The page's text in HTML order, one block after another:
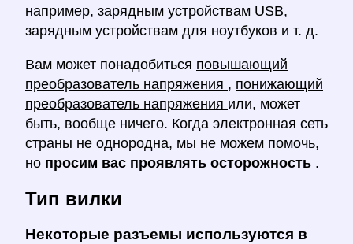
например, зарядным устройствам USB,
зарядным устройствам для ноутбуков и т. д.
Вам может понадобиться повышающий
преобразователь напряжения , понижающий
преобразователь напряжения или, может
быть, вообще ничего. Когда электронная сеть
страны не однородна, мы не можем помочь,
но просим вас проявлять осторожность .
Тип вилки
Некоторые разъемы используются в